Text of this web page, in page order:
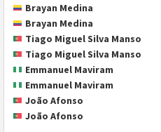
Brayan Medina
Brayan Medina
Tiago Miguel Silva Manso
Tiago Miguel Silva Manso
Emmanuel Maviram
Emmanuel Maviram
João Afonso
João Afonso